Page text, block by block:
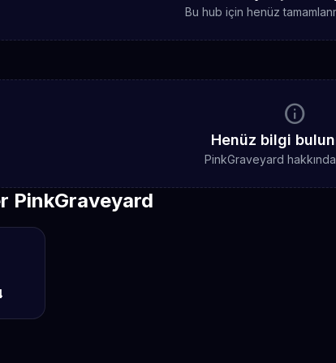
Bu hub için henüz
info
Henüz bilgi
PinkGraveyard
PinkGraveyard